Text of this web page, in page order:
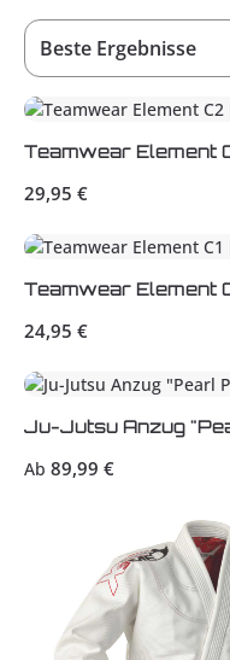
Teamwear Element
Regulärer Preis:
29,95 €
Teamwear Element
Regulärer Preis:
24,95 €
Ju-Jutsu Anzug
Regulärer Preis:
Ab 89,99 €